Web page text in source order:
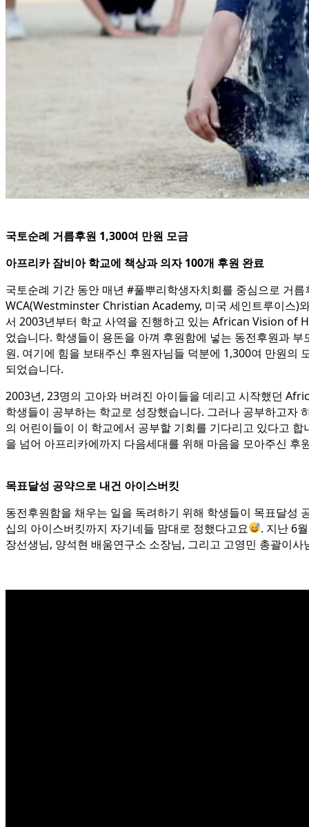
국토순례 거름후원 1,300여 만원 모금
아프리카 잠비아 학교에 책상과 의자 100개 후원 완료
국토순례 기간 동안 매년 #풀뿌리학생자치회를 중심으로 거
WCA(Westminster Christian Academy, 미국 세인트루이스)
서 2003년부터 학교 사역을 진행하고 있는 African Vision of
었습니다. 학생들이 용돈을 아껴 후원함에 넣는 동전후원과
원. 여기에 힘을 보태주신 후원자님들 덕분에 1,300여 만원의
되었습니다.
2003년, 23명의 고아와 버려진 아이들을 데리고 시작했던
학생들이 공부하는 학교로 성장했습니다. 그러나 공부하고자
의 어린이들이 이 학교에서 공부할 기회를 기다리고 있다고
을 넘어 아프리카에까지 다음세대를 위해 마음을 모아주신 후
목표달성 공약으로 내건 아이스버킷
동전후원함을 채우는 일을 독려하기 위해 학생들이 목표달성
십의 아이스버킷까지 자기네들 맘대로 정했다고요
. 지난 6
장선생님, 양석현 배움연구소 소장님, 그리고 고영민 총괄이